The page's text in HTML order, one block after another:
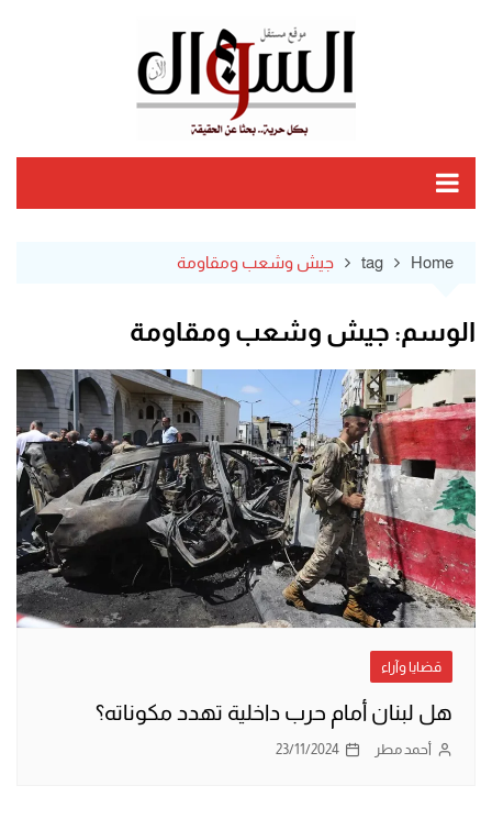
Home
tag جيش وشعب ومقاومة
الوسم: جيش وشعب ومقاومة
قضايا وآراء
هل لبنان أمام حرب داخلية تهدد مكوناته؟
أحمد مطر 23/11/2024